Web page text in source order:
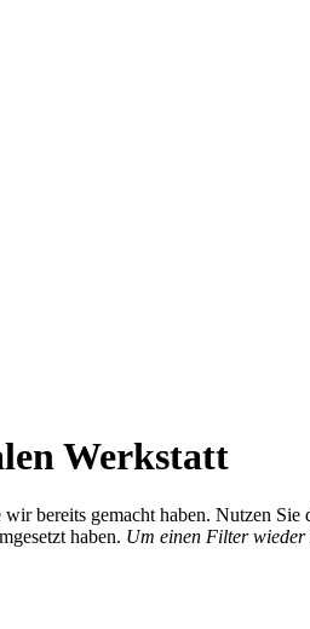
Werkstatt
bereits gemacht haben. Nutzen
haben. Um einen Filter wieder